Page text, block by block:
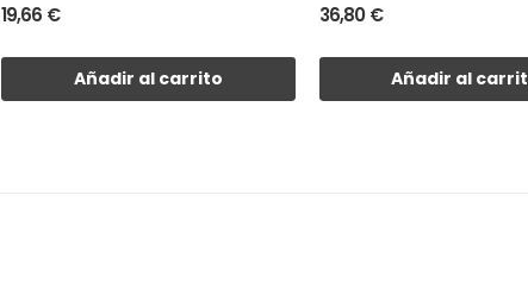
19,66 €
Añadir al carrito
36,80 €
Añadir al